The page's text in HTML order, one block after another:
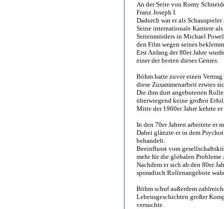
An der Seite von Romy
Franz Joseph I.
Dadurch war er als
Seine internationale Karriere
Serienmörders in Michael
den Film wegen seines
Erst Anfang der 80er Jahre
einer der besten dieses Genres.
Böhm hatte zuvor einen
diese Zusammenarbeit erwies
Die ihm dort angebotenen
überwiegend keine großen
Mitte der 1960er Jahre kehrte
In den 70er Jahren arbeitete er
Dabei glänzte er in dem
behandelt.
Beeinflusst vom
mehr für die globalen Probleme
Nachdem er sich ab den 80er
sporadisch Rollenangebote
Böhm schuf außerdem
Lebensgeschichten großer
versuchte.